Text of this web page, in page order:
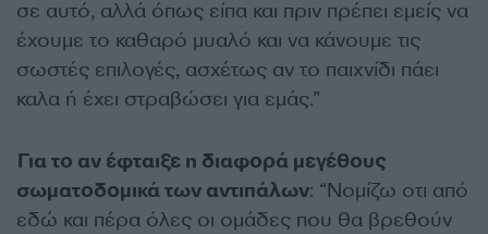
σε αυτό, αλλά όπως είπα και πριν πρέπει εμείς να
έχουμε το καθαρό μυαλό και να κάνουμε τις
σωστές επιλογές, ασχέτως αν το παιχνίδι πάει
καλα ή έχει στραβώσει για εμάς.”
Για το αν έφταιξε η διαφορά μεγέθους
σωματοδομικά των αντιπάλων: “Νομίζω οτι από
εδώ και πέρα όλες οι ομάδες που θα βρεθούν